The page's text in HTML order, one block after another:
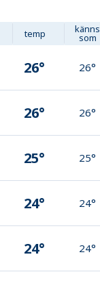
temp känns
som
26° 26°
26° 26°
25° 25°
24° 24°
24° 24°